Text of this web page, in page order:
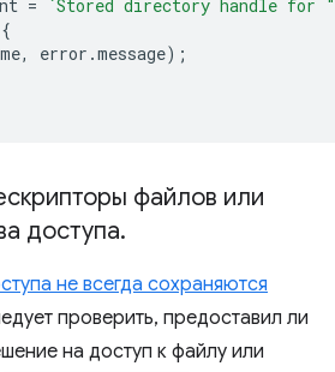
=
`Stored directory handle for "
{
, error .message);
файлов или
доступа.
не всегда сохраняются
проверить, предоставил ли
на доступ к файлу или